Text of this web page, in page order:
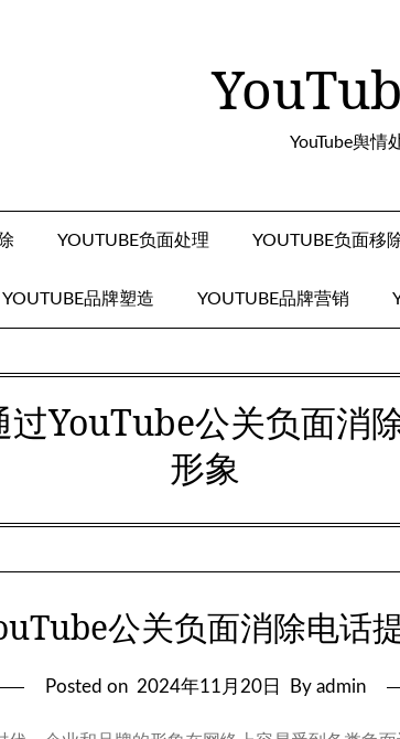
YouTube舆情
YOUTUBE负面处理 YOUTUBE负面移
YOUTUBE品牌塑造 YOUTUBE品牌营销
过YouTube公关负面消
形象
公关负面消除电话
Posted on 2024年11月20日 By admin